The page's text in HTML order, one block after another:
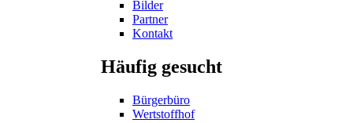
Bilder
Partner
Kontakt
Häufig gesucht
Bürgerbüro
Wertstoffhof